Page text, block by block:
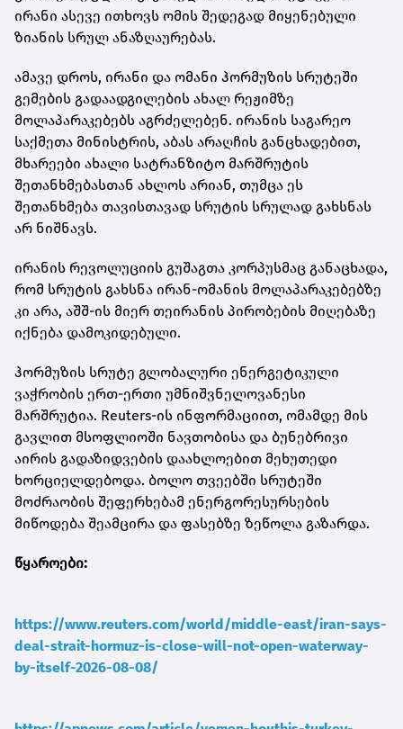
ირანი ასევე ითხოვს ომის შედეგად მიყენებული
ზიანის სრულ ანაზღაურებას.
ამავე დროს, ირანი და ომანი ჰორმუზის სრუტეში
გემების გადაადგილების ახალ რეჟიმზე
მოლაპარაკებებს აგრძელებენ. ირანის საგარეო
საქმეთა მინისტრის, აბას არაღჩის განცხადებით,
მხარეები ახალი სატრანზიტო მარშრუტის
შეთანხმებასთან ახლოს არიან, თუმცა ეს
შეთანხმება თავისთავად სრუტის სრულად გახსნას
არ ნიშნავს.
ირანის რევოლუციის გუშაგთა კორპუსმაც განაცხადა,
რომ სრუტის გახსნა ირან-ომანის მოლაპარაკებებზე
კი არა, აშშ-ის მიერ თეირანის პირობების მიღებაზე
იქნება დამოკიდებული.
ჰორმუზის სრუტე გლობალური ენერგეტიკული
ვაჭრობის ერთ-ერთი უმნიშვნელოვანესი
მარშრუტია. Reuters-ის ინფორმაციით, ომამდე მის
გავლით მსოფლიოში ნავთობისა და ბუნებრივი
აირის გადაზიდვების დაახლოებით მეხუთედი
ხორციელდებოდა. ბოლო თვეებში სრუტეში
მოძრაობის შეფერხებამ ენერგორესურსების
მიწოდება შეამცირა და ფასებზე ზეწოლა გაზარდა.
წყაროები:
https://www.reuters.com/world/middle-east/iran-says-
deal-strait-hormuz-is-close-will-not-open-waterway-
by-itself-2026-08-08/